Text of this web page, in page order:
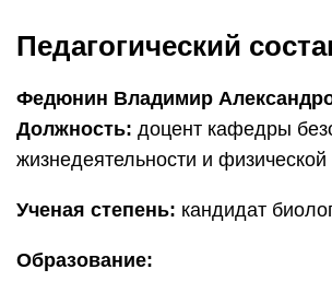
Педагогический
Федюнин Владимир
Должность: доцент кафедры
жизнедеятельности и физической
Ученая степень: кандидат
Образование: